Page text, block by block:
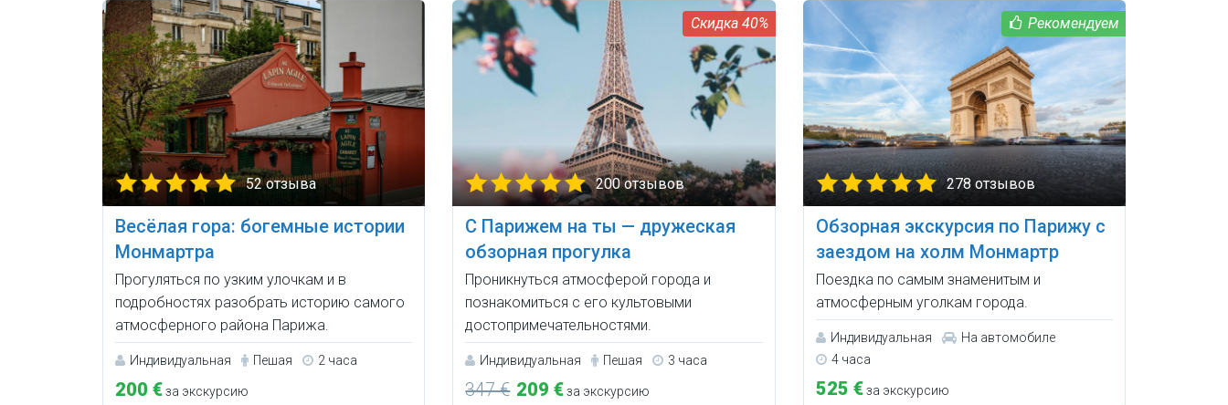
52 отзыва
Весёлая гора: богемные истории
Монмартра
Прогуляться по узким улочкам и в
подробностях разобрать историю самого
атмосферного района Парижа.
Индивидуальная Пешая 2 часа
200 €за экскурсию
40%
200 отзывов
С Парижем на ты — дружеская
обзорная прогулка
Проникнуться атмосферой города и
познакомиться с его культовыми
достопримечательностями.
Индивидуальная Пешая 3 часа
347 € 209 €за экскурсию
278 отзывов
Обзорная экскурсия по Парижу с
заездом на холм Монмартр
Поездка по самым знаменитым и
атмосферным уголкам города.
Индивидуальная
На автомобиле
4 часа
525 €за экскурсию